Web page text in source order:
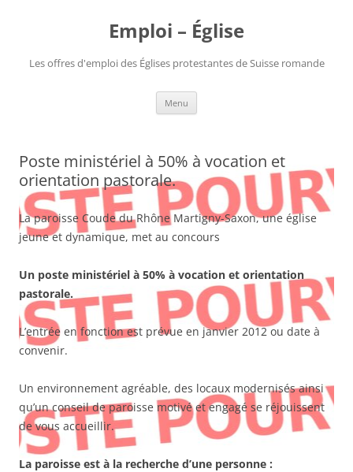
Emploi – Église
Les offres d'emploi des Églises protestantes de Suisse romande
Menu
Poste ministériel à 50% à vocation et
orientation pastorale.
La paroisse Coude du Rhône Martigny-Saxon, une église
jeune et dynamique, met au concours
Un poste ministériel à 50% à vocation et orientation
pastorale.
L’entrée en fonction est prévue en janvier 2012 ou date à
convenir.
Un environnement agréable, des locaux modernisés ainsi
qu’un conseil de paroisse motivé et engagé se réjouissent
de vous accueillir.
La paroisse est à la recherche d’une personne :